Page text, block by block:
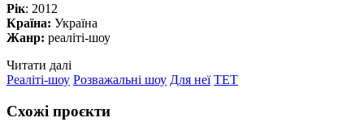
Рік: 2012
Країна: Україна
Жанр: реаліті-шоу
Читати далі
Реаліті-шоу Розважальні шоу Для неї ТЕТ
Схожі проєкти